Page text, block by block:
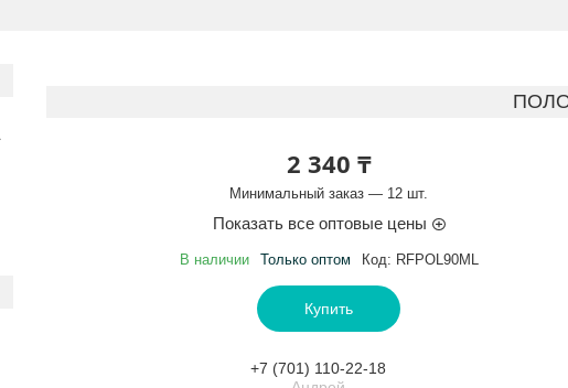
2 340 ₸
Минимальный заказ — 12 шт.
Показать все оптовые цены
В наличии Только оптом Код: RFPOL90ML
Купить
+7 (701) 110-22-18